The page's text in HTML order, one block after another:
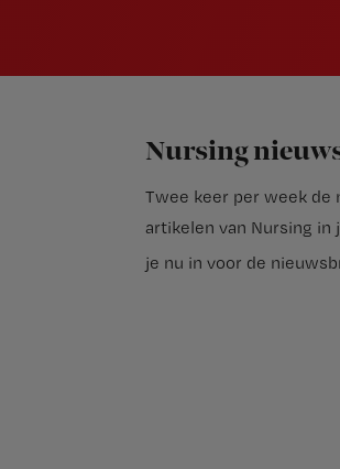
Nursing
Twee keer per week de
artikelen van Nursing in
je nu in voor de